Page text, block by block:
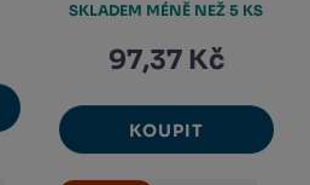
97,37 Kč
KOUPIT
SKLADEM MÉNĚ NEŽ 5 KS